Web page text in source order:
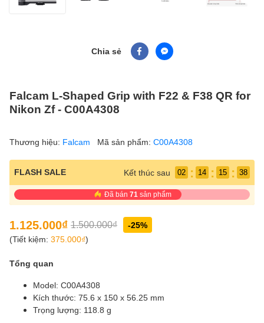
Chia sẻ
Falcam L-Shaped Grip with F22 & F38 QR for
Nikon Zf - C00A4308
Thương hiệu: Falcam Mã sản phẩm: C00A4308
FLASH SALE Kết thúc sau 02 : 14 : 15 : 37
Đã bán 71 sản phẩm
1.125.000₫ 1.500.000₫
-25%
(Tiết kiệm: 375.000₫)
Tổng quan
Model: C00A4308
Kích thước: 75.6 x 150 x 56.25 mm
Trọng lượng: 118.8 g